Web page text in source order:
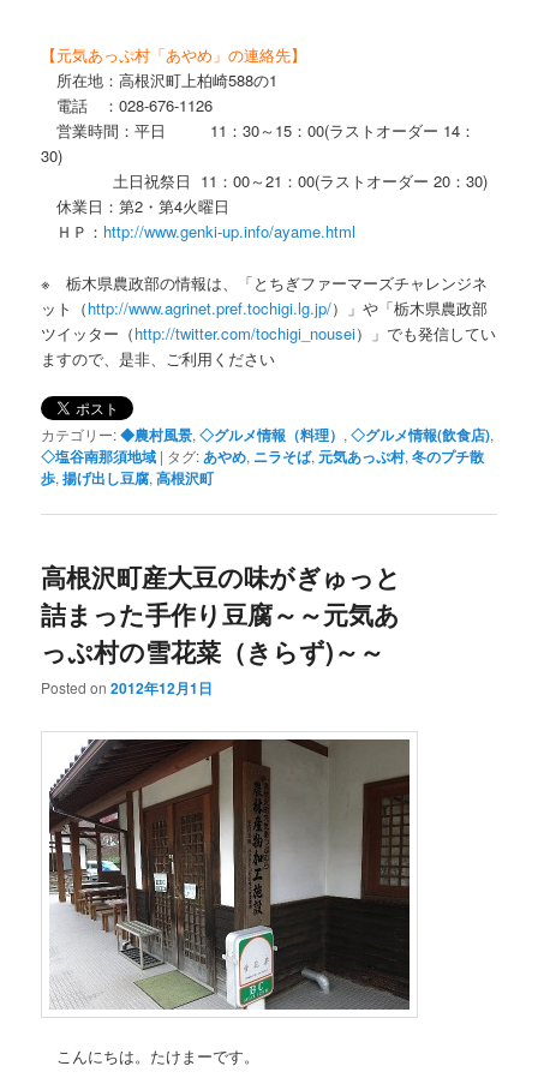
【元気あっぷ村「あやめ」の連絡先】
所在地：高根沢町上柏崎588の1
電話 ：028-676-1126
営業時間：平日 11：30～15：00(ラストオーダー 14：
30)
土日祝祭日 11：00～21：00(ラストオーダー 20：30)
休業日：第2・第4火曜日
ＨＰ： http://www.genki-up.info/ayame.html
※ 栃木県農政部の情報は、「とちぎファーマーズチャレンジネ
ット（http://www.agrinet.pref.tochigi.lg.jp/）」や「栃木県農政部
ツイッター（http://twitter.com/tochigi_nousei）」でも発信してい
ますので、是非、ご利用ください
カテゴリー:◆農村風景,◇グルメ情報（料理） ,◇グルメ情報(飲食店),
◇塩谷南那須地域 | タグ:あやめ, ニラそば,元気あっぷ村,冬のプチ散
歩,揚げ出し豆腐,高根沢町
高根沢町産大豆の味がぎゅっと
詰まった手作り豆腐～～元気あ
っぷ村の雪花菜（きらず)～～
Posted on2012年12月1日
こんにちは。たけまーです。